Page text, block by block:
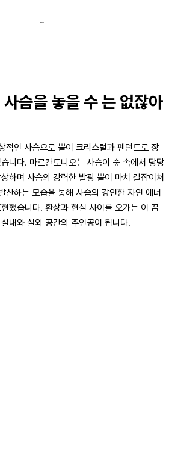
슴을 놓을 수 는 없잖아
적인 사슴으로 뿔이 크리스털과 펜던트로 장
니다. 마르칸토니오는 사슴이 숲 속에서 당당
하며 사슴의 강력한 발광 뿔이 마치 길잡이처
산하는 모습을 통해 사슴의 강인한 자연 에너
했습니다. 환상과 현실 사이를 오가는 이 꿈
내와 실외 공간의 주인공이 됩니다.